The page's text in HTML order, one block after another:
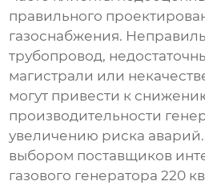
правильного
газоснабжения.
трубопровод,
магистрали или
могут привести к
производительности
увеличению риска
выбором поставщиков
газового генератора 220